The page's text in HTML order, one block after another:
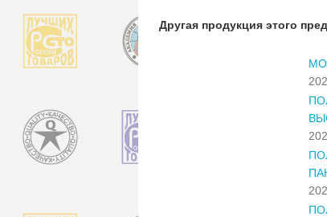
Другая продукция этого